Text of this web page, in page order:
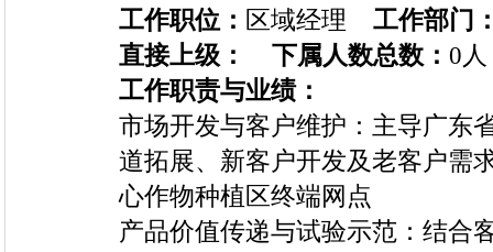
工作职位： 区域经理 工作部门
直接上级：
下属人数总数： 0人
工作职责与业绩：
市场开发与客户维护：主导广东
道拓展、新客户开发及老客户需
心作物种植区终端网点
产品价值传递与试验示范：结合